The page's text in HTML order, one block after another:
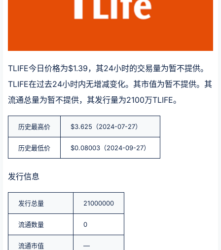
TLIFE今日价格为$1.39，其24小时的交易量为暂不提供。
TLIFE在过去24小时内无增减变化。其市值为暂不提供。其
流通总量为暂不提供，其发行量为2100万TLIFE。
历史最高价 $3.625（2024-07-27）
历史最低价 $0.08003（2024-09-27）
发行信息
发行总量 21000000
流通数量 0
流通市值 —